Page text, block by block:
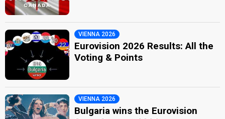
VIENNA 2026
Eurovision 2026 Results: All the
Voting & Points
VIENNA 2026
Bulgaria wins the Eurovision